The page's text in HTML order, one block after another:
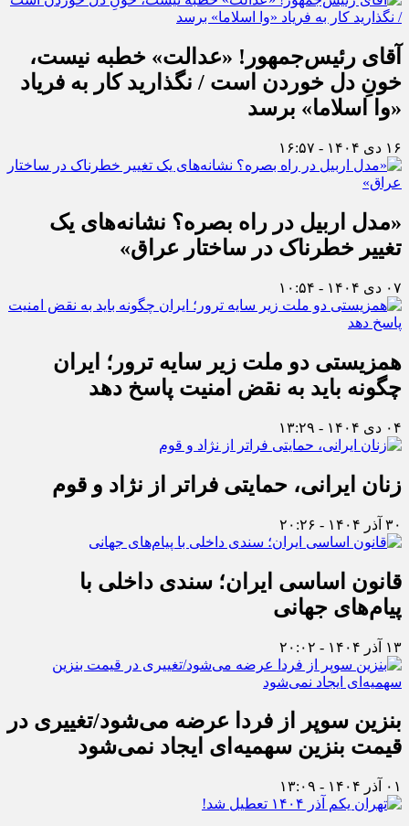
آقای رئیس‌جمهور! «عدالت» خطبه نیست،
خونِ دل خوردن است / نگذارید کار به فریاد
«وا اسلاما» برسد
۱۶ دی ۱۴۰۴ - ۱۶:۵۷
«مدل اربیل در راه بصره؟ نشانه‌های یک
تغییر خطرناک در ساختار عراق»
۰۷ دی ۱۴۰۴ - ۱۰:۵۴
همزیستی دو ملت زیر سایه ترور؛ ایران
چگونه باید به نقض امنیت پاسخ دهد
۰۴ دی ۱۴۰۴ - ۱۳:۲۹
زنان ایرانی، حمایتی فراتر از نژاد و قوم
۳۰ آذر ۱۴۰۴ - ۲۰:۲۶
قانون اساسی ایران؛ سندی داخلی با
پیام‌های جهانی
۱۳ آذر ۱۴۰۴ - ۲۰:۰۲
بنزین سوپر از فردا عرضه می‌شود/تغییری در
قیمت بنزین سهمیه‌ای ایجاد نمی‌شود
۰۱ آذر ۱۴۰۴ - ۱۳:۰۹